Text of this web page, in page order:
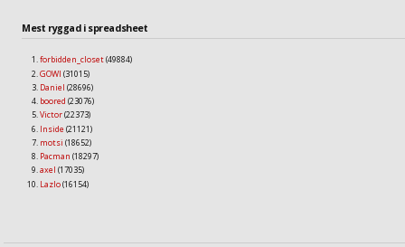
Mest ryggad i spreadsheet
forbidden_closet(49884)
GOWI (31015)
Daniel (28696)
boored (23076)
Victor(22373)
Inside (21121)
motsi (18652)
Pacman (18297)
axel (17035)
Lazlo(16154)